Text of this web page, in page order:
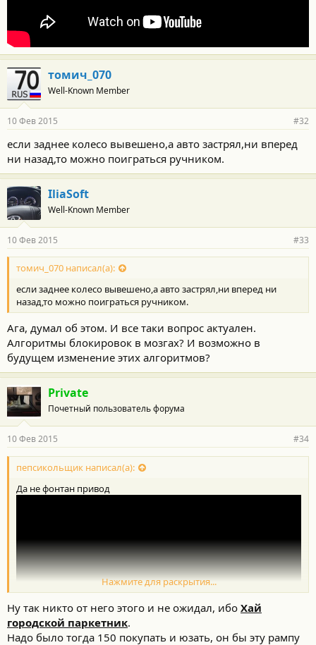
томич_070
Well-Known Member
10 Фев 2015 #32
если заднее колесо вывешено,а авто застрял,ни вперед
ни назад,то можно поиграться ручником.
IliaSoft
Well-Known Member
10 Фев 2015 #33
томич_070 написал(а):
если заднее колесо вывешено,а авто застрял,ни вперед ни
назад,то можно поиграться ручником.
Ага, думал об этом. И все таки вопрос актуален.
Алгоритмы блокировок в мозгах? И возможно в
будущем изменение этих алгоритмов?
Private
Почетный пользователь форума
10 Фев 2015 #34
пепсикольщик написал(а):
Да не фонтан привод
Нажмите для раскрытия...
Ну так никто от него этого и не ожидал, ибо Хай
городской паркетник.
Надо было тогда 150 покупать и юзать, он бы эту рампу